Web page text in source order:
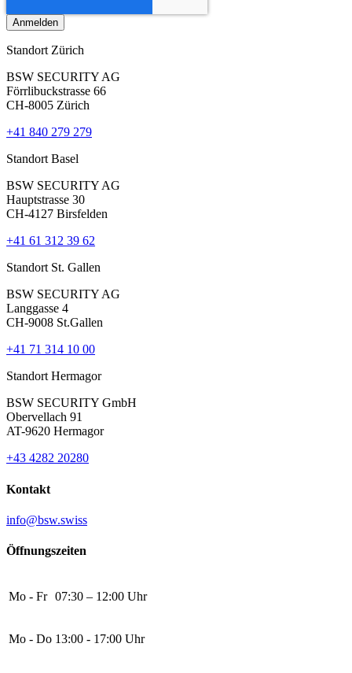
Standort Zürich
BSW SECURITY AG
Förrlibuckstrasse 66
CH-8005 Zürich
+41 840 279 279
Standort Basel
BSW SECURITY AG
Hauptstrasse 30
CH-4127 Birsfelden
+41 61 312 39 62
Standort St. Gallen
BSW SECURITY AG
Langgasse 4
CH-9008 St.Gallen
+41 71 314 10 00
Standort Hermagor
BSW SECURITY GmbH
Obervellach 91
AT-9620 Hermagor
+43 4282 20280
Kontakt
info@bsw.swiss
Öffnungszeiten
Mo - Fr 07:30 – 12:00 Uhr
Mo - Do 13:00 - 17:00 Uhr